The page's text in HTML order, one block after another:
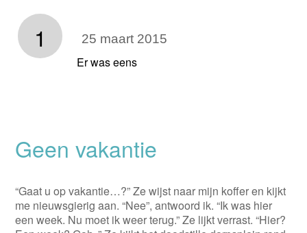
1 25 maart 2015
Er was eens
Geen vakantie
“Gaat u op vakantie…?” Ze wijst naar mijn koffer en kijkt
me nieuwsgierig aan. “Nee”, antwoord ik. “Ik was hier
een week. Nu moet ik weer terug.” Ze lijkt verrast. “Hier?